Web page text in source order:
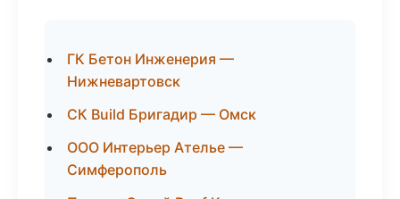
ГК Бетон Инженерия —
Нижневартовск
СК Build Бригадир — Омск
ООО Интерьер Ателье —
Симферополь